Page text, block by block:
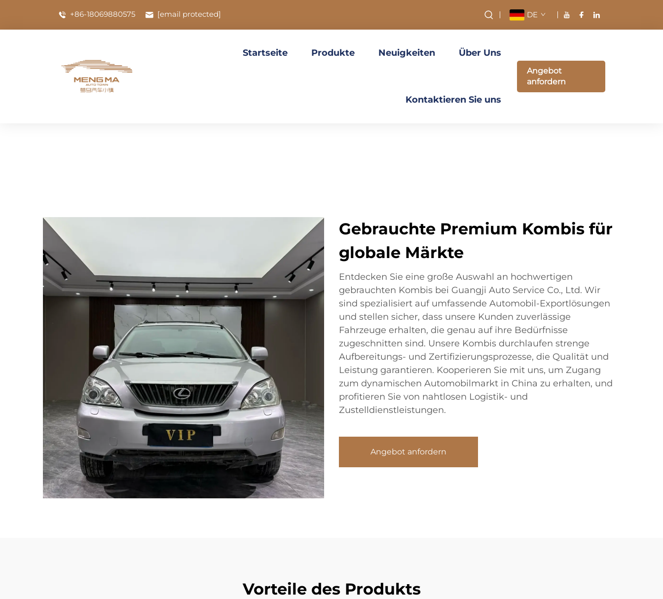
+86-18069880575 [email protected] DE
Startseite Produkte Neuigkeiten Über Uns
Kontaktieren Sie uns
Angebot
anfordern
Gebrauchte Premium Kombis für
globale Märkte
Entdecken Sie eine große Auswahl an hochwertigen
gebrauchten Kombis bei Guangji Auto Service Co., Ltd. Wir
sind spezialisiert auf umfassende Automobil-Exportlösungen
und stellen sicher, dass unsere Kunden zuverlässige
Fahrzeuge erhalten, die genau auf ihre Bedürfnisse
zugeschnitten sind. Unsere Kombis durchlaufen strenge
Aufbereitungs- und Zertifizierungsprozesse, die Qualität und
Leistung garantieren. Kooperieren Sie mit uns, um Zugang
zum dynamischen Automobilmarkt in China zu erhalten, und
profitieren Sie von nahtlosen Logistik- und
Zustelldienstleistungen.
Angebot anfordern
Vorteile des Produkts